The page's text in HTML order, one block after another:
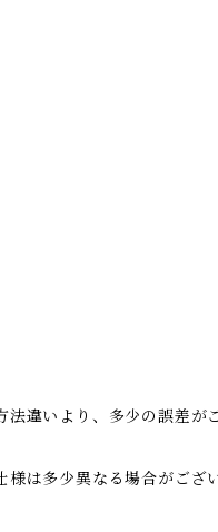
違いより、多少の誤差が
は多少異なる場合がござ